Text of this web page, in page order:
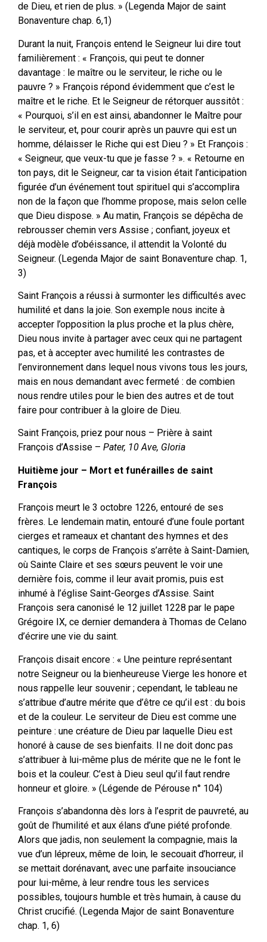
de Dieu, et rien de plus. » (Legenda Major de saint
Bonaventure chap. 6,1)
Durant la nuit, François entend le Seigneur lui dire tout
familièrement : « François, qui peut te donner
davantage : le maître ou le serviteur, le riche ou le
pauvre ? » François répond évidemment que c’est le
maître et le riche. Et le Seigneur de rétorquer aussitôt :
« Pourquoi, s’il en est ainsi, abandonner le Maître pour
le serviteur, et, pour courir après un pauvre qui est un
homme, délaisser le Riche qui est Dieu ? » Et François :
« Seigneur, que veux-tu que je fasse ? ». « Retourne en
ton pays, dit le Seigneur, car ta vision était l’anticipation
figurée d’un événement tout spirituel qui s’accomplira
non de la façon que l’homme propose, mais selon celle
que Dieu dispose. » Au matin, François se dépêcha de
rebrousser chemin vers Assise ; confiant, joyeux et
déjà modèle d’obéissance, il attendit la Volonté du
Seigneur. (Legenda Major de saint Bonaventure chap. 1,
3)
Saint François a réussi à surmonter les difficultés avec
humilité et dans la joie. Son exemple nous incite à
accepter l’opposition la plus proche et la plus chère,
Dieu nous invite à partager avec ceux qui ne partagent
pas, et à accepter avec humilité les contrastes de
l’environnement dans lequel nous vivons tous les jours,
mais en nous demandant avec fermeté : de combien
nous rendre utiles pour le bien des autres et de tout
faire pour contribuer à la gloire de Dieu.
Saint François, priez pour nous – Prière à saint
François d’Assise – Pater, 10 Ave, Gloria
Huitième jour – Mort et funérailles de saint
François
François meurt le 3 octobre 1226, entouré de ses
frères. Le lendemain matin, entouré d’une foule portant
cierges et rameaux et chantant des hymnes et des
cantiques, le corps de François s’arrête à Saint-Damien,
où Sainte Claire et ses sœurs peuvent le voir une
dernière fois, comme il leur avait promis, puis est
inhumé à l’église Saint-Georges d’Assise. Saint
François sera canonisé le 12 juillet 1228 par le pape
Grégoire IX, ce dernier demandera à Thomas de Celano
d’écrire une vie du saint.
François disait encore : « Une peinture représentant
notre Seigneur ou la bienheureuse Vierge les honore et
nous rappelle leur souvenir ; cependant, le tableau ne
s’attribue d’autre mérite que d’être ce qu’il est : du bois
et de la couleur. Le serviteur de Dieu est comme une
peinture : une créature de Dieu par laquelle Dieu est
honoré à cause de ses bienfaits. Il ne doit donc pas
s’attribuer à lui-même plus de mérite que ne le font le
bois et la couleur. C’est à Dieu seul qu’il faut rendre
honneur et gloire. » (Légende de Pérouse n° 104)
François s’abandonna dès lors à l’esprit de pauvreté, au
goût de l’humilité et aux élans d’une piété profonde.
Alors que jadis, non seulement la compagnie, mais la
vue d’un lépreux, même de loin, le secouait d’horreur, il
se mettait dorénavant, avec une parfaite insouciance
pour lui-même, à leur rendre tous les services
possibles, toujours humble et très humain, à cause du
Christ crucifié. (Legenda Major de saint Bonaventure
chap. 1, 6)